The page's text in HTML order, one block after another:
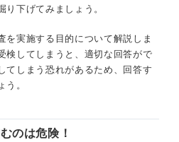
り下げてみましょう。
を実施する目的について解説しま
検してしまうと、適切な回答がで
てしまう恐れがあるため、回答す
う。
のは危険！